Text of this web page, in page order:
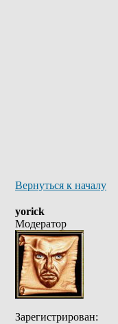
Вернуться к началу
yorick
Модератор
Зарегистрирован: